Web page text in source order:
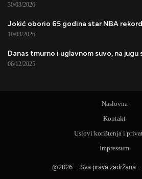
30/03/2026
Jokić oborio 65 godina star NBA rekord
10/03/2026
Danas tmurno i uglavnom suvo, na jugu
06/12/2025
@2026 – Sva prava zadržana
Naslovna
Kontakt
Uslovi korištenja i
Impressum